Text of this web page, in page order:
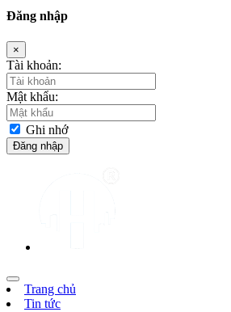
Đăng nhập
×
Tài khoản:
Mật khẩu:
Ghi nhớ
Trang chủ
Tin tức